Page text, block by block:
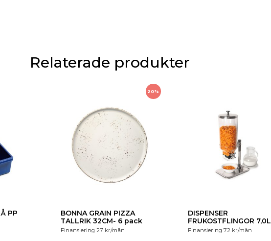
Relaterade produkter
20%
BONNA GRAIN PIZZA
TALLRIK 32CM- 6 pack
Finansiering 27 kr/mån
DISPENSER
FRUKOSTFLINGOR 7,0L
Finansiering 72 kr/mån